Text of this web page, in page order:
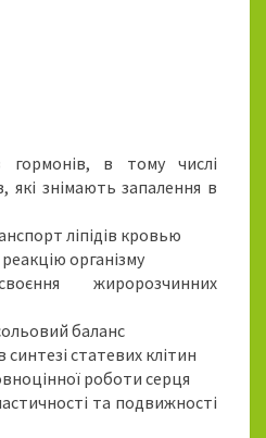
гормонів, в тому числі
які знімають запалення в
ліпідів кровью
організму
жиророзчинних
баланс
статевих клітин
роботи серця
та подвижності